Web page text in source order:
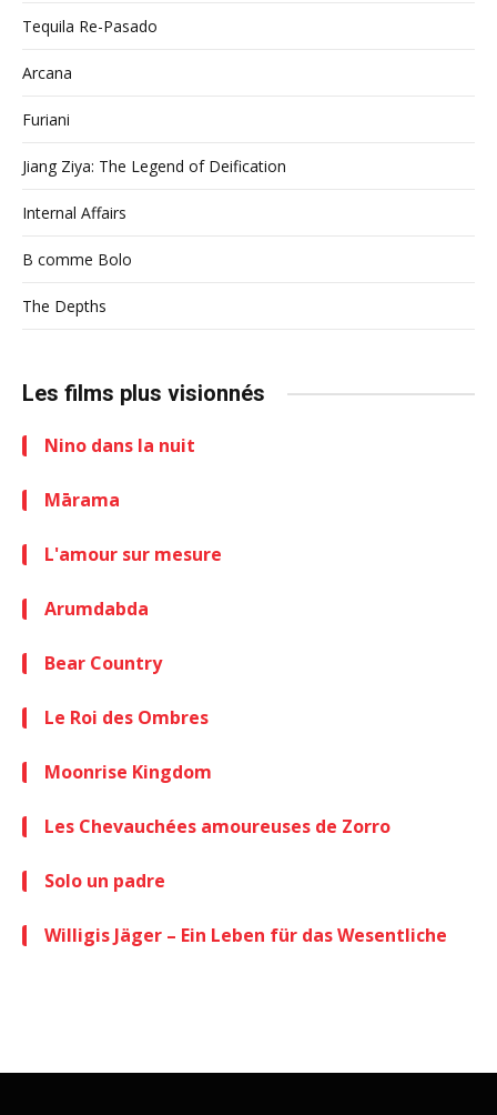
Tequila Re-Pasado
Arcana
Furiani
Jiang Ziya: The Legend of Deification
Internal Affairs
B comme Bolo
The Depths
Les films plus visionnés
Nino dans la nuit
Mārama
L'amour sur mesure
Arumdabda
Bear Country
Le Roi des Ombres
Moonrise Kingdom
Les Chevauchées amoureuses de Zorro
Solo un padre
Willigis Jäger – Ein Leben für das Wesentliche